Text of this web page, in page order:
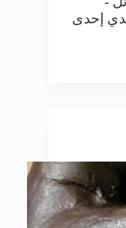
إحدى